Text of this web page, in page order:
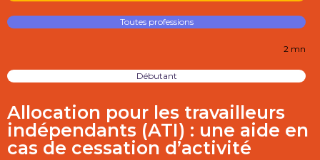
Toutes professions
2 mn
Débutant
Allocation pour les travailleurs
indépendants (ATI) : une aide en
cas de cessation d’activité